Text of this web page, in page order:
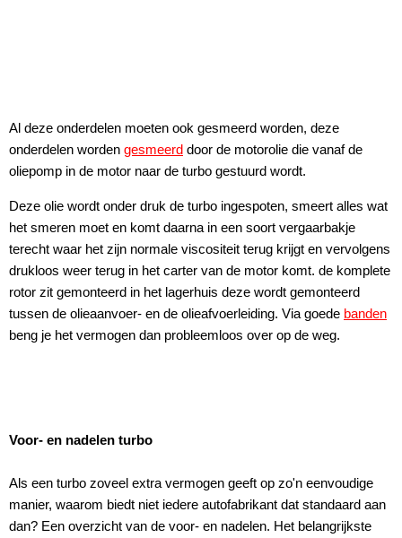
Al deze onderdelen moeten ook gesmeerd worden, deze
onderdelen worden gesmeerd door de motorolie die vanaf de
oliepomp in de motor naar de turbo gestuurd wordt.
Deze olie wordt onder druk de turbo ingespoten, smeert alles wat
het smeren moet en komt daarna in een soort vergaarbakje
terecht waar het zijn normale viscositeit terug krijgt en vervolgens
drukloos weer terug in het carter van de motor komt. de komplete
rotor zit gemonteerd in het lagerhuis deze wordt gemonteerd
tussen de olieaanvoer- en de olieafvoerleiding. Via goede banden
beng je het vermogen dan probleemloos over op de weg.
Voor- en nadelen turbo
Als een turbo zoveel extra vermogen geeft op zo'n eenvoudige
manier, waarom biedt niet iedere autofabrikant dat standaard aan
dan? Een overzicht van de voor- en nadelen. Het belangrijkste